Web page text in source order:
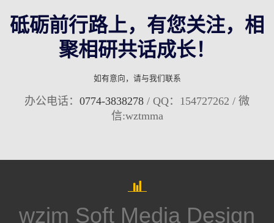
砥砺前行路上，有您关注，相
聚相研共话成长！
如有意向，请与我们联系
办公电话： 0774-3838278 / QQ：154727262 / 微
信:wztmma
wzjm Soft Media Design